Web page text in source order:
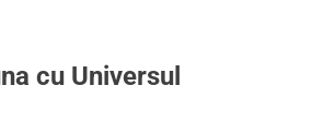
cu Universul